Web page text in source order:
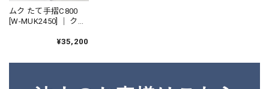
ムク たて手摺C800
[W-MUK2450] ｜ クリ
ン手すり タタキ加工
ノベーション
¥35,200